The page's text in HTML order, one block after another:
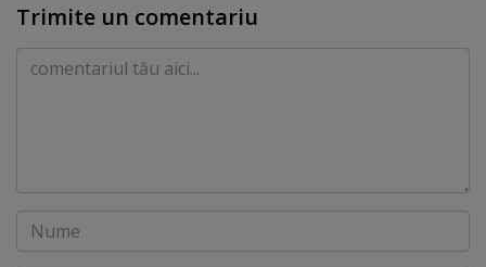
Trimite un comentariu
Comentariu
Nume